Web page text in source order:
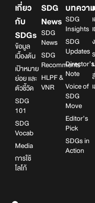
เกี่ยว
กับ
SDGs
ข้อมูล
เบื้องต้น
เป้าหมาย
ย่อย และ
ตัวชี้วัด
SDG
101
SDG
Vocab
Media
การใช้
โลโก้
SDG
News
SDG
News
SDG
Recomments
HLPF &
VNR
บทควา
SDG
Insights
SDG
Updates
Director’s
Note
Voice of
SDG
Move
Editor’s
Pick
SDGs in
Action